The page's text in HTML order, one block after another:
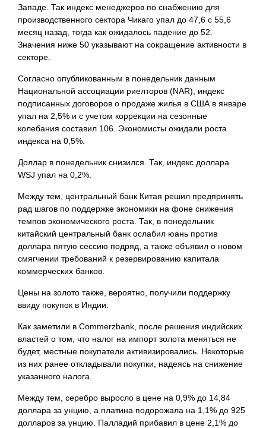
Западе. Так индекс менеджеров по снабжению для
производственного сектора Чикаго упал до 47,6 с 55,6
месяц назад, тогда как ожидалось падение до 52.
Значения ниже 50 указывают на сокращение активности в
секторе.
Согласно опубликованным в понедельник данным
Национальной ассоциации риелторов (NAR), индекс
подписанных договоров о продаже жилья в США в январе
упал на 2,5% и с учетом коррекции на сезонные
колебания составил 106. Экономисты ожидали роста
индекса на 0,5%.
Доллар в понедельник снизился. Так, индекс доллара
WSJ упал на 0,2%.
Между тем, центральный банк Китая решил предпринять
рад шагов по поддержке экономики на фоне снижения
темпов экономического роста. Так, в понедельник
китайский центральный банк ослабил юань против
доллара пятую сессию подряд, а также объявил о новом
смягчении требований к резервированию капитала
коммерческих банков.
Цены на золото также, вероятно, получили поддержку
ввиду покупок в Индии.
Как заметили в Commerzbank, после решения индийских
властей о том, что налог на импорт золота меняться не
будет, местные покупатели активизировались. Некоторые
из них ранее откладывали покупки, надеясь на снижение
указанного налога.
Между тем, серебро выросло в цене на 0,9% до 14,84
доллара за унцию, а платина подорожала на 1,1% до 925
долларов за унцию. Палладий прибавил в цене 2,1% до